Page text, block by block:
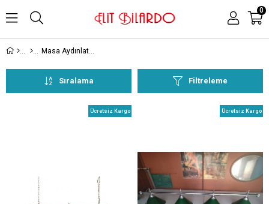
0
Masa Aydınlatmaları
Filtreleme
Sıralama
Ücretsiz Kargo Ücretsiz Kargo